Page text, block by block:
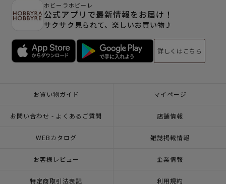
ホビーラホビーレ
公式アプリで最新情報をお届け！
サクサク見られて、楽しいお買い物♪
詳しくはこちら
お買い物ガイド マイページ
お問い合わせ - よくあるご質問 店舗情報
WEBカタログ 雑誌掲載情報
お客様レビュー 企業情報
特定商取引法表記 利用規約